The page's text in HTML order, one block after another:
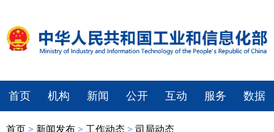
首页 机构 新闻 公开 互动 服务 数据
首页 > 新闻发布 > 工作动态 > 司局动态